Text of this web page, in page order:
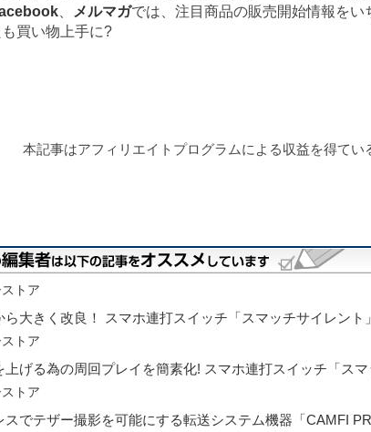
メルマガでは、注目商品の販売開始情報を
買い物上手に?
本記事はアフィリエイトプログラムによる収益を得てい
トア
ら大きく改良！ スマホ連打スイッチ「スマッチサイレント」
トア
上げる為の周回プレイを簡素化! スマホ連打スイッチ「スマ
トア
スでテザー撮影を可能にする転送システム機器「CAMFI